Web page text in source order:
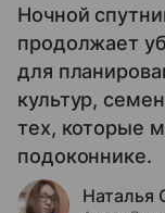
Ночной
продолжает
для
культур,
тех, которые
подоконнике.
Наталья